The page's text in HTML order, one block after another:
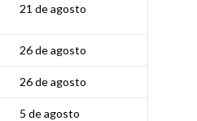
21 de agosto
26 de agosto
26 de agosto
5 de agosto